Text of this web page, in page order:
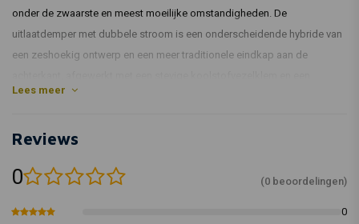
onder de zwaarste en meest moeilijke omstandigheden. De
uitlaatdemper met dubbele stroom is een onderscheidende hybride van
een zeshoekig ontwerp en een meer traditionele eindkap aan de
titanium uitlaathuls voor duurzaamheid. Bij zowel lage als hoge toeren
gebruik te maken van de beste kenmerken van de 270°
wordt een dieper, meer omhullend geluid geproduceerd. De plug-and-
Lees meer
Reviews
0 (0 beoordelingen)
0